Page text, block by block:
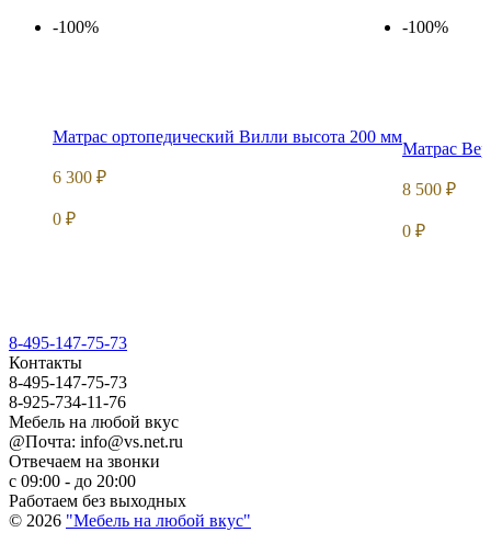
-100%
Матрас ортопедический Вилли высота 200 мм
6 300 ₽
0 ₽
-100%
Матрас
8 500 ₽
0 ₽
8-495-147-75-73
Контакты
8-495-147-75-73
8-925-734-11-76
Мебель на любой вкус
@Почта: info@vs.net.ru
Отвечаем на звонки
с 09:00 - до 20:00
Работаем без выходных
© 2026 "Мебель на любой вкус"